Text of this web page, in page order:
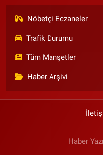
Nöbetçi Eczaneler
Trafik Durumu
Tüm Manşetler
Haber Arşivi
Haber